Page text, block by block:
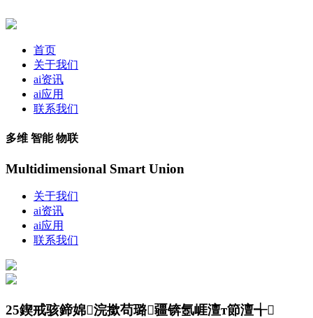
首页
关于我们
ai资讯
ai应用
联系我们
多维 智能 物联
Multidimensional Smart Union
关于我们
ai资讯
ai应用
联系我们
25鍥戒骇鍗婂浣撳苟璐疆锛氬崕澶т節澶╅